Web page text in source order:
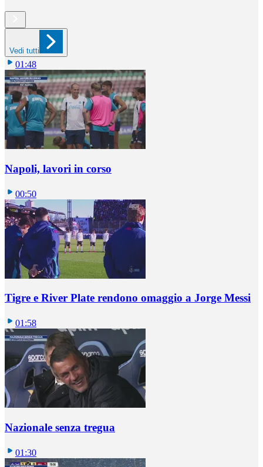
Vedi tutti
01:48
Napoli, lavori in corso
00:50
Tigre e River Plate rendono omaggio a Jorge Messi
01:58
Nazionale senza tregua
01:30